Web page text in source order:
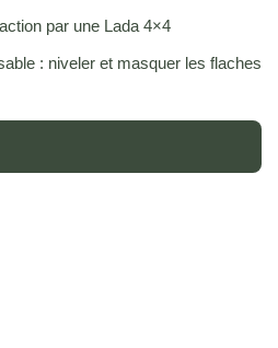
par une Lada 4×4
: niveler et masquer les flaches